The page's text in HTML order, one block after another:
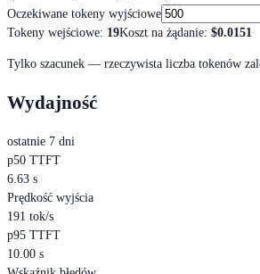
Oczekiwane tokeny wyjściowe
Tokeny wejściowe: 19Koszt na żądanie: $0.0151
Tylko szacunek — rzeczywista liczba tokenów
Wydajność
ostatnie 7 dni
p50 TTFT
6.63 s
Prędkość wyjścia
191 tok/s
p95 TTFT
10.00 s